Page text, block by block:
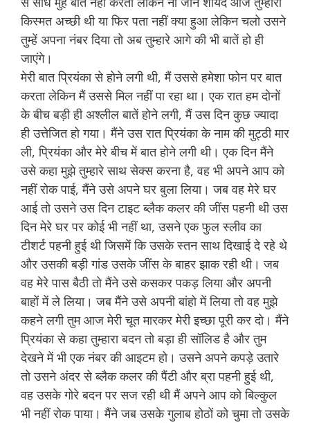
किस्मत अच्छी थी या फिर पता नहीं क्या हुआ लेकिन चलो उसने
तुम्हें अपना नंबर दिया तो अब तुम्हारे आगे की भी बातें हो ही
जाएंगे।
मेरी बात प्रियंका से होने लगी थी, मैं उससे हमेशा फोन पर बात
करता लेकिन मैं उससे मिल नहीं पा रहा था। एक रात हम दोनों
के बीच बड़ी ही अश्लील बातें होने लगी, मैं उस दिन कुछ ज्यादा
ही उत्तेजित हो गया। मैंने उस रात प्रियंका के नाम की मुट्ठी मार
ली, प्रियंका और मेरे बीच में बात होने लगी थी। एक दिन मैंने
उसे कहा मुझे तुम्हारे साथ सेक्स करना है, वह भी अपने आप को
नहीं रोक पाई, मैंने उसे अपने घर बुला लिया। जब वह मेरे घर
आई तो उसने उस दिन टाइट ब्लैक कलर की जींस पहनी थी उस
दिन मेरे घर पर कोई भी नहीं था, उसने एक फुल स्लीव का
टीशर्ट पहनी हुई थी जिसमें कि उसके स्तन साथ दिखाई दे रहे थे
और उसकी बड़ी गांड उसके जींस के बाहर झाक रही थी। जब
वह मेरे पास बैठी तो मैंने उसे कसकर पकड़ लिया और अपनी
बाहों में ले लिया। जब मैंने उसे अपनी बांहो में लिया तो वह मुझे
कहने लगी तुम आज मेरी चूत मारकर मेरी इच्छा पूरी कर दो। मैंने
प्रियंका से कहा तुम्हारा बदन तो बड़ा ही सॉलिड है और तुम
देखने में भी एक नंबर की आइटम हो। उसने अपने कपड़े उतारे
तो उसने अंदर से ब्लैक कलर की पैंटी और ब्रा पहनी हुई थी,
वह उसके गोरे बदन पर सज रही थी मैं अपने आप को बिल्कुल
भी नहीं रोक पाया। मैंने जब उसके गुलाब होठों को चुमा तो उसके